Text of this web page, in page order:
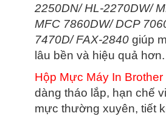
2250DN/ HL-2270DW/
MFC 7860DW/ DCP
7470D/ FAX-2840 giúp
lâu bền và hiệu quả hơn.
Hộp Mực Máy In Brother
dàng tháo lắp, hạn chế
mực thường xuyên, tiết